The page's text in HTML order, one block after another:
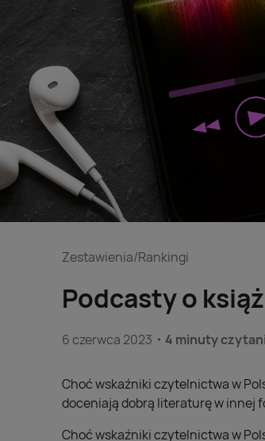
Zestawienia/Rankingi
Podcasty o
6 czerwca 2023 4 minuty
Choć wskaźniki czytelnictwa w
doceniają dobrą literaturę w innej
Choć wskaźniki czytelnictwa w